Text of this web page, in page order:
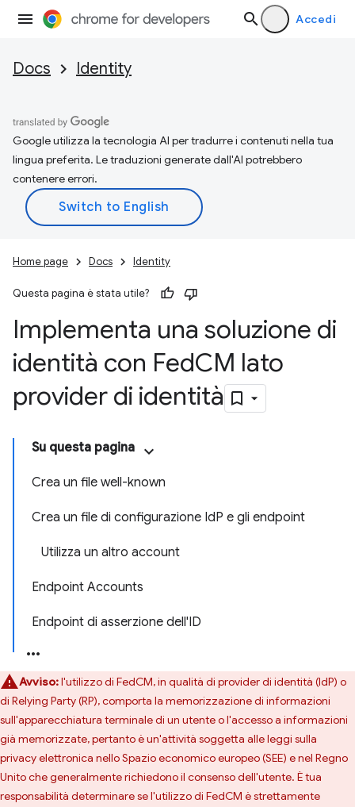
Accedi
Docs Identity
Google utilizza la tecnologia AI per tradurre i contenuti nella tua
lingua preferita. Le traduzioni generate dall'AI potrebbero
contenere errori.
Home page Docs Identity
Questa pagina è stata utile?
Implementa una soluzione di
identità con FedCM lato
provider di identità
Su questa pagina
Crea un file well-known
Crea un file di configurazione IdP e gli endpoint
Utilizza un altro account
Endpoint Accounts
Endpoint di asserzione dell'ID
Avviso:l'utilizzo di FedCM, in qualità di provider di identità (IdP) o
di Relying Party (RP), comporta la memorizzazione di informazioni
sull'apparecchiatura terminale di un utente o l'accesso a informazioni
già memorizzate, pertanto è un'attività soggetta alle leggi sulla
privacy elettronica nello Spazio economico europeo (SEE) e nel Regno
Unito che generalmente richiedono il consenso dell'utente. È tua
responsabilità determinare se l'utilizzo di FedCM è strettamente